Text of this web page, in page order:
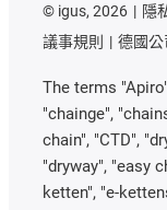
© igus, 2026 隱
議事規則
德國
The terms
"chainge",
chain", "CTD",
"dryway", "easy
ketten", "e-